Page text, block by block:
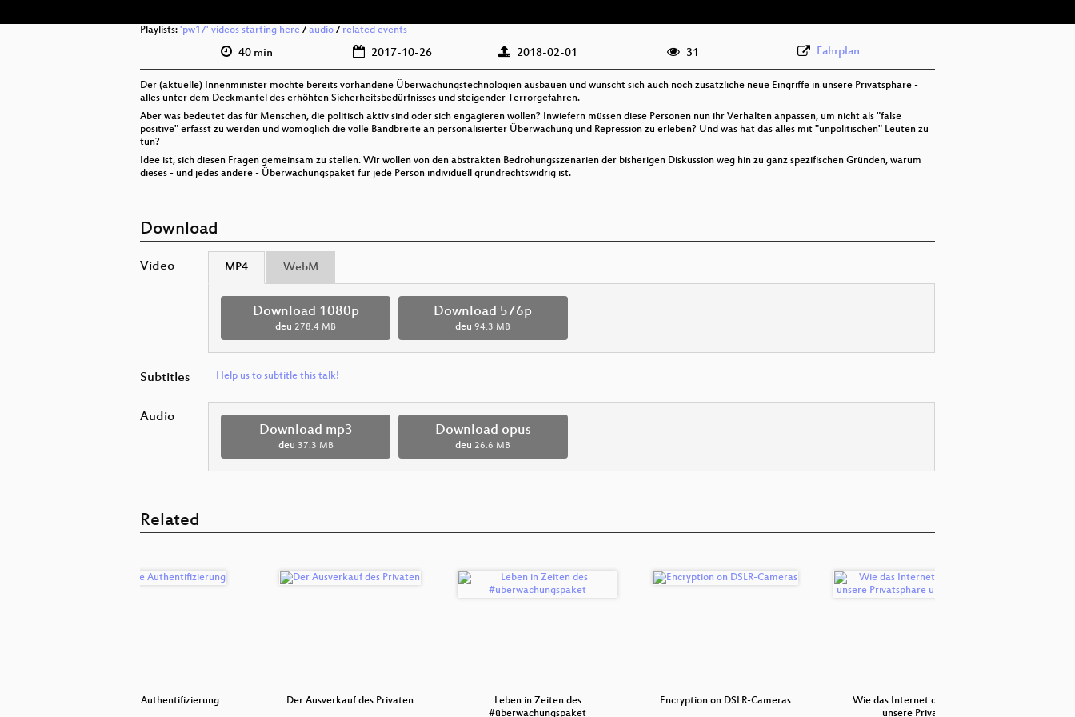
Playlists: 'pw17' videos starting here / audio / related events
40 min 2017-10-26 2018-02-01 31 Fahrplan
Der (aktuelle) Innenminister möchte bereits vorhandene Überwachungstechnologien ausbauen und wünscht sich auch noch zusätzliche neue Eingriffe in unsere Privatsphäre -
alles unter dem Deckmantel des erhöhten Sicherheitsbedürfnisses und steigender Terrorgefahren.
Aber was bedeutet das für Menschen, die politisch aktiv sind oder sich engagieren wollen? Inwiefern müssen diese Personen nun ihr Verhalten anpassen, um nicht als "false
positive" erfasst zu werden und womöglich die volle Bandbreite an personalisierter Überwachung und Repression zu erleben? Und was hat das alles mit "unpolitischen" Leuten zu
tun?
Idee ist, sich diesen Fragen gemeinsam zu stellen. Wir wollen von den abstrakten Bedrohungsszenarien der bisherigen Diskussion weg hin zu ganz spezifischen Gründen, warum
dieses - und jedes andere - Überwachungspaket für jede Person individuell grundrechtswidrig ist.
Download
Video MP4 WebM
Download 1080p
deu 278.4 MB
Download 576p
deu 94.3 MB
Subtitles Help us to subtitle this talk!
Audio
Download mp3
deu 37.3 MB
Download opus
deu 26.6 MB
Related
Sichere Authentifizierung Der Ausverkauf des Privaten
Leben in Zeiten des
#überwachungspaket
Encryption on DSLR-Cameras
Wie das Internet der Dinge
unsere Priva…